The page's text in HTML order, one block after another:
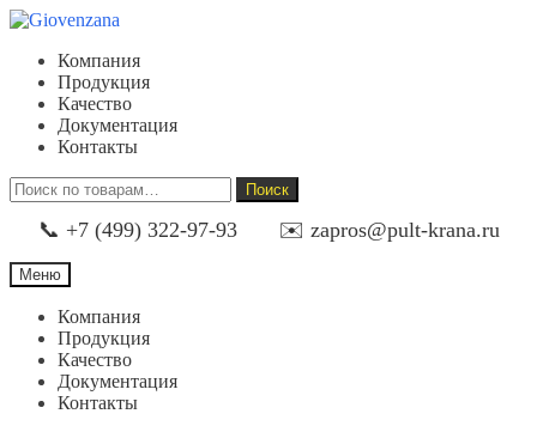
Перейти
навигации
Перейти
содержимому
Компания
Продукция
Качество
Документация
Контакты
Искать:
Поиск
📞 +7 (499) 322-97-93 ✉️ zapros@pult-krana.ru
Меню
Компания
Продукция
Качество
Документация
Контакты